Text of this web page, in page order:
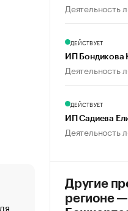
«От спорта тело
Деятельность
ДЕЙСТВУЕТ
ИП Бондикова
Деятельность
ДЕЙСТВУЕТ
ИП Садиева
Деятельность
Другие
регионе